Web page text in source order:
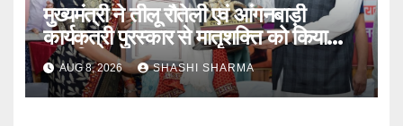
मुख्यमंत्री ने तीलू रौतेली एवं आंगनबाड़ी
कार्यकत्री पुरस्कार से मातृशक्ति को किया
सम्मानित
AUG 8, 2026 SHASHI SHARMA